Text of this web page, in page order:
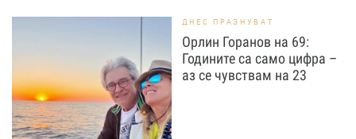
ДНЕС ПРАЗНУВАТ
Орлин Горанов на 69:
Годините са само цифра –
аз се чувствам на 23